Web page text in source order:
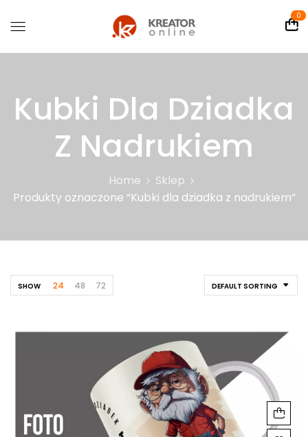
0
Kubki Dla Dziadka
Z Nadrukiem
Home
Sklep
Produkty oznaczone “Kubki dla dziadka z nadrukiem”
DEFAULT SORTING
SHOW 24 48 72